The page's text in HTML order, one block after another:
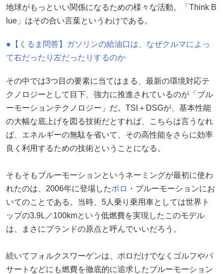
地球がもっといい関係になるための様々な活動。「Think B
lue」はその合い言葉というわけである。
●【くるま問答】ガソリンの給油口は、なぜクルマによっ
て右だったり左だったりするのか
その中では3つ目の要素に当てはまる、最新の環境対応テ
クノロジーとして目下、強力に推進されているのが「ブル
ーモーションテクノロジー」だ。TSI＋DSGが、基本性能
の大幅な底上げを図る技術だとすれば、こちらは言うなれ
ば、エネルギーの無駄を省いて、その高性能をさらに効率
良く利用するための技術ということになる。
そもそもブルーモーションというネーミングが最初に使わ
れたのは、2006年に登場したポロ ・ブルーモーションにお
いてのことである。当時、5人乗り乗用車としては世界ト
ップの3.9L／100kmという低燃費を実現したこのモデル
は、まさにブランドの原点と呼んでいいだろう。
続いてフォルクスワーゲンは、ポロだけでなくゴルフやパ
サートなどにも燃費を徹底的に追求したブルーモーション